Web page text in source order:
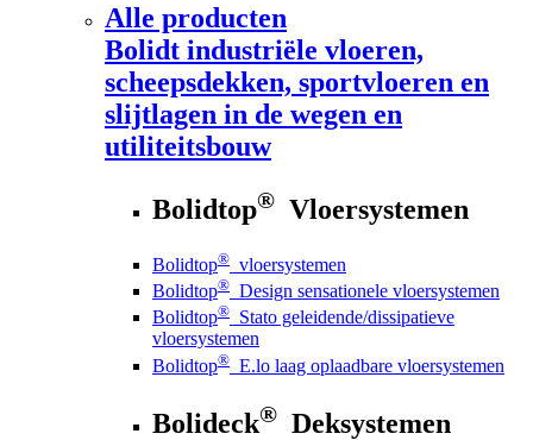
Alle producten
Bolidt industriële vloeren,
scheepsdekken, sportvloeren en
slijtlagen in de wegen en
utiliteitsbouw
Bolidtop® Vloersystemen
Bolidtop® vloersystemen
Bolidtop® Design sensationele vloersystemen
Bolidtop® Stato geleidende/dissipatieve
vloersystemen
Bolidtop® E.lo laag oplaadbare vloersystemen
Bolideck® Deksystemen